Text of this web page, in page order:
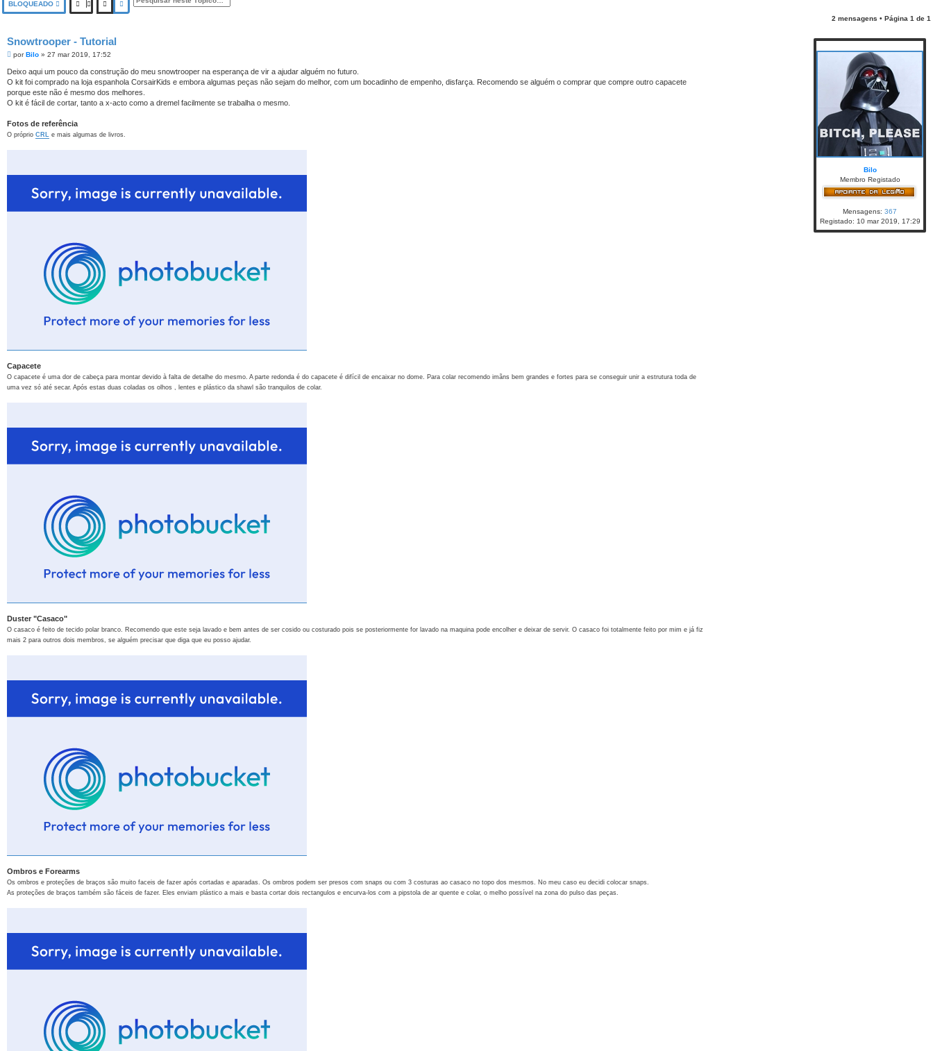
BLOQUEADO PESQUISAR
PESQUISA AVANÇADA
2 mensagens • Página 1 de 1
Bilo
Membro Registado
Mensagens: 367
Registado: 10 mar 2019, 17:29
Snowtrooper - Tutorial
M
n
s
a
g
e
porBilo » 27 mar 2019, 17:52
Deixo aqui um pouco da construção do meu snowtrooper na esperança de vir a ajudar alguém no futuro.
O kit foi comprado na loja espanhola CorsairKids e embora algumas peças não sejam do melhor, com um bocadinho de empenho, disfarça. Recomendo se alguém o comprar que compre outro capacete
porque este não é mesmo dos melhores.
O kit é fácil de cortar, tanto a x-acto como a dremel facilmente se trabalha o mesmo.
Fotos de referência
O próprio CRL e mais algumas de livros.
Capacete
O capacete é uma dor de cabeça para montar devido à falta de detalhe do mesmo. A parte redonda é do capacete é difícil de encaixar no dome. Para colar recomendo imãns bem grandes e fortes para se conseguir unir a estrutura toda de
uma vez só até secar. Após estas duas coladas os olhos , lentes e plástico da shawl são tranquilos de colar.
Duster "Casaco"
O casaco é feito de tecido polar branco. Recomendo que este seja lavado e bem antes de ser cosido ou costurado pois se posteriormente for lavado na maquina pode encolher e deixar de servir. O casaco foi totalmente feito por mim e já fiz
mais 2 para outros dois membros, se alguém precisar que diga que eu posso ajudar.
Ombros e Forearms
Os ombros e proteções de braços são muito faceis de fazer após cortadas e aparadas. Os ombros podem ser presos com snaps ou com 3 costuras ao casaco no topo dos mesmos. No meu caso eu decidi colocar snaps.
As proteções de braços também são fáceis de fazer. Eles enviam plástico a mais e basta cortar dois rectangulos e encurva-los com a pipstola de ar quente e colar, o melho possível na zona do pulso das peças.